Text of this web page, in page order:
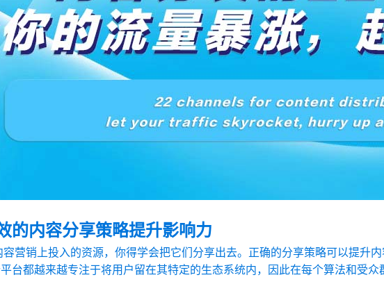
的内容分享策略提升影响力
营销上投入的资源，你得学会把它们分享出去。正确的分享策略可以提升
台都越来越专注于将用户留在其特定的生态系统内，因此在每个算法和受